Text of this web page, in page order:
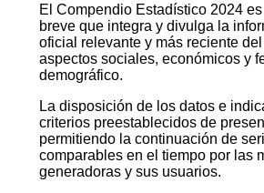
El Compendio Estadístico 2024
breve que integra y divulga la
oficial relevante y más reciente
aspectos sociales, económicos y
demográfico.
La disposición de los datos e
criterios preestablecidos de
permitiendo la continuación de
comparables en el tiempo por las
generadoras y sus usuarios.